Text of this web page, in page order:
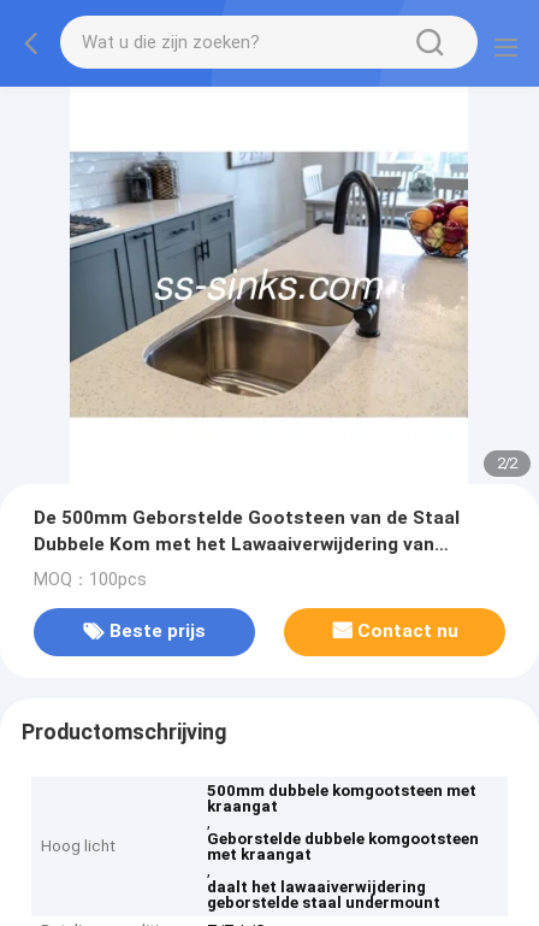
2/2
De 500mm Geborstelde Gootsteen van de Staal
Dubbele Kom met het Lawaaiverwijdering van
Undermount van het Kraangat
MOQ：100pcs
Beste prijs Contact nu
Productomschrijving
Hoog licht
500mm dubbele komgootsteen met
kraangat
,
Geborstelde dubbele komgootsteen
met kraangat
,
daalt het lawaaiverwijdering
geborstelde staal undermount